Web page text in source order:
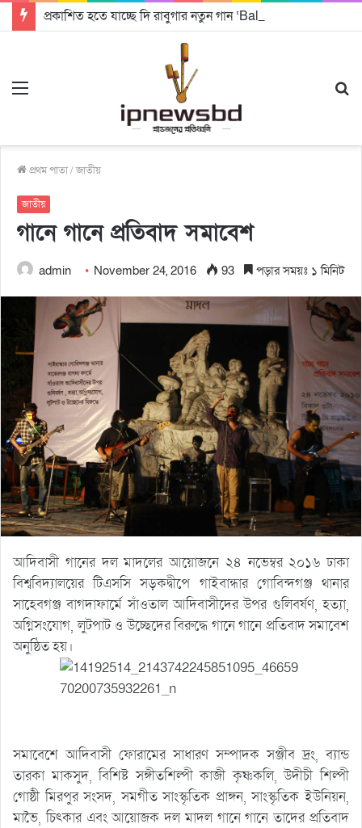
প্রকাশিত হতে যাচ্ছে দি রাবুগার নতুন গান ‘Baljanggi’
প্রথম পাতা/জাতীয়
জাতীয়
গানে গানে প্রতিবাদ সমাবেশ
admin November 24, 2016 93 পড়ার সময়ঃ ১ মিনিট
আদিবাসী গানের দল মাদলের আয়োজনে ২৪ নভেম্বর ২০১৬ ঢাকা
বিশ্ববিদ্যালয়ের টিএসসি সড়কদ্বীপে গাইবান্ধার গোবিন্দগঞ্জ থানার
সাহেবগঞ্জ বাগদাফার্মে সাঁওতাল আদিবাসীদের উপর গুলিবর্ষণ, হত্যা,
অগ্নিসংযোগ, লুটপাট ও উচ্ছেদের বিরুদ্ধে গানে গানে প্রতিবাদ সমাবেশ
অনুষ্ঠিত হয়।
সমাবেশে আদিবাসী ফোরামের সাধারণ সম্পাদক সঞ্জীব দ্রং, ব্যান্ড
তারকা মাকসুদ, বিশিষ্ট সঙ্গীতশিল্পী কাজী কৃষ্ণকলি, উদীচী শিল্পী
গোষ্ঠী মিরপুর সংসদ, সমগীত সাংস্কৃতিক প্রাঙ্গন, সাংস্কৃতিক ইউনিয়ন,
মাভৈ, চিৎকার এবং আয়োজক দল মাদল গানে গানে তাদের প্রতিবাদ